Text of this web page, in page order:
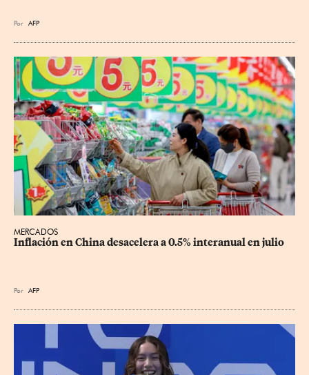
Por AFP
MERCADOS
Inflación en China desacelera a 0.5% interanual en julio
Por AFP